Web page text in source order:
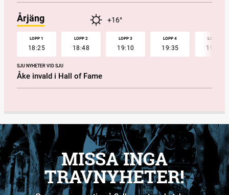
Årjäng +16°
LOPP 1
18:25
LOPP 2
18:48
LOPP 3
19:10
LOPP 4
19:35
LOPP 5
19:57
SJU NYHETER VID SJU
Åke invald i Hall of Fame
MISSA INGA
TRAVNYHETER!